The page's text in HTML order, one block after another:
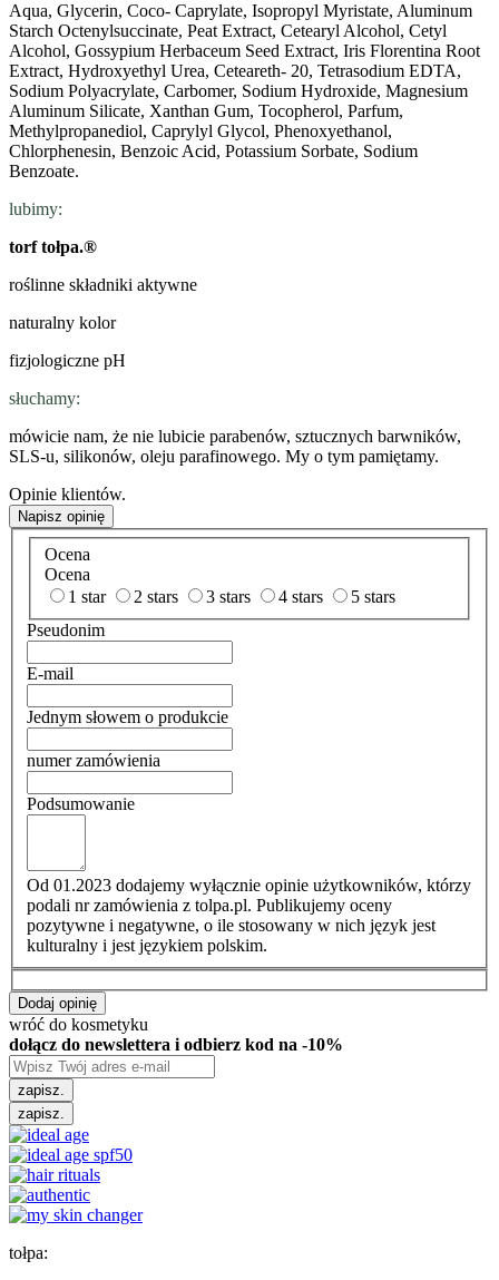
Aqua, Glycerin, Coco- Caprylate, Isopropyl Myristate, Aluminum
Starch Octenylsuccinate, Peat Extract, Cetearyl Alcohol, Cetyl
Alcohol, Gossypium Herbaceum Seed Extract, Iris Florentina Root
Extract, Hydroxyethyl Urea, Ceteareth- 20, Tetrasodium EDTA,
Sodium Polyacrylate, Carbomer, Sodium Hydroxide, Magnesium
Aluminum Silicate, Xanthan Gum, Tocopherol, Parfum,
Methylpropanediol, Caprylyl Glycol, Phenoxyethanol,
Chlorphenesin, Benzoic Acid, Potassium Sorbate, Sodium
Benzoate.
lubimy:
torf tołpa.®
roślinne składniki aktywne
naturalny kolor
fizjologiczne pH
słuchamy:
mówicie nam, że nie lubicie parabenów, sztucznych barwników,
SLS-u, silikonów, oleju parafinowego. My o tym pamiętamy.
Opinie klientów.
Napisz opinię
Ocena
Ocena
1 star
2 stars 3 stars 4 stars
5 stars
Pseudonim
E-mail
Jednym słowem o produkcie
numer zamówienia
Podsumowanie
Od 01.2023 dodajemy wyłącznie opinie użytkowników, którzy
podali nr zamówienia z tolpa.pl. Publikujemy oceny
pozytywne i negatywne, o ile stosowany w nich język jest
kulturalny i jest językiem polskim.
Dodaj opinię
wróć do kosmetyku
dołącz do newslettera i odbierz kod na -10%
zapisz.
zapisz.
tołpa: